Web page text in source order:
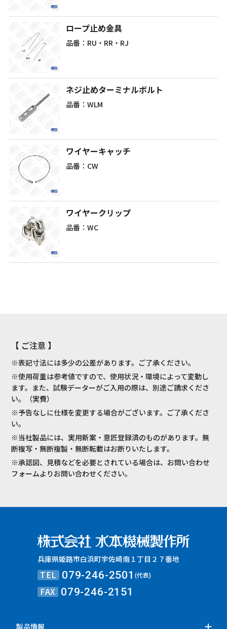
ロープ止め金具
品番：RU・RR・RJ
ネジ止めターミナルボルト
品番：WLM
ワイヤーキャッチ
品番：CW
ワイヤークリップ
品番：WC
【 ご注意 】
※表記寸法には多少の公差があります。ご了承ください。
※使用荷重は参考値ですので、使用状況・環境によって変動し
ます。また、試験データーがご入用の際は、別途ご請求くださ
い。（実費）
※予告なしに仕様を変更する場合がございます。ご了承くださ
い。
※当社製品には、実用新案・意匠登録済のものがあります。無
断複写・無断複製・無断転載はお断りいたします。
※承認図、見積などを必要とされている場合は、お問い合わせ
フォームよりお問い合わせください。
兵庫県姫路市白浜町宇佐崎南１丁目２７番地
TEL 079-246-2501(代表)
FAX 079-246-2151
製品情報